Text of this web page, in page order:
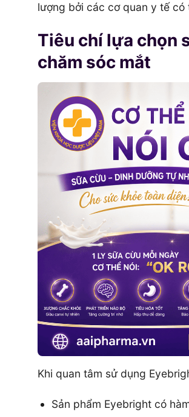
lượng bởi các cơ quan y tế có
Tiêu chí lựa chọn
chăm sóc mắt
Khi quan tâm sử dụng
Sản phẩm Eyebright có